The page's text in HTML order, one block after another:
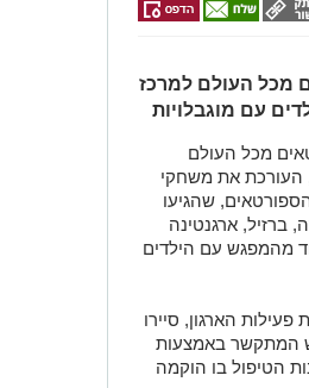
הגיעו אתמול 550 ספורטאים מכל העולם למרכז
עם מוגבלויות
למרכז שלוה קבוצה המונה 550 ספורטאים מכל העולם
העורכת את משחקי
אלה. עבור למעלה מ-90 אחוז מהספורטאים, שהגיעו
ברזיל, ארגנטינה
מהמפגש עם הילדים
הארגון, סיירו
המתקשר באמצעות
הטיפול בו הוקמה